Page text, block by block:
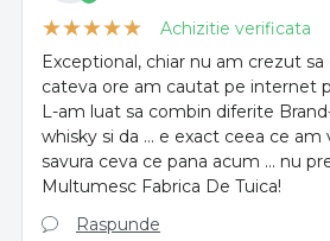
Achizitie verificata
Exceptional, chiar nu am crezut sa
cateva ore am cautat pe internet
L-am luat sa combin diferite
whisky si da ... e exact ceea ce
savura ceva ce pana acum ... nu
Multumesc Fabrica De Tuica!
Raspunde